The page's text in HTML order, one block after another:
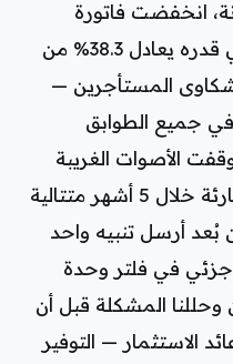
انخفضت فاتورة
الكهرباء من إلى — توفير شهري قدره يعادل 38.3% من
المستأجرين —
جميع الطوابق
0.8 درجة. توقفت الأصوات الغريبة
تماماً، ولم تسجل أي أعطال طارئة خلال 5 أشهر متتالية
بُعد أرسل تنبيه واحد
جزئي في فلتر وحدة
المشكلة قبل أن
الاستثمار — التوفير